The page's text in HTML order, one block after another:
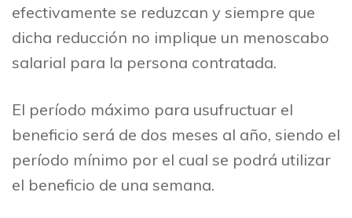
efectivamente se reduzcan y siempre que
dicha reducción no implique un menoscabo
salarial para la persona contratada.
El período máximo para usufructuar el
beneficio será de dos meses al año, siendo el
período mínimo por el cual se podrá utilizar
el beneficio de una semana.